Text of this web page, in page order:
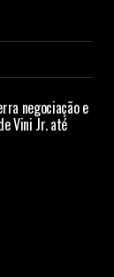
negociação e
Vini Jr. até